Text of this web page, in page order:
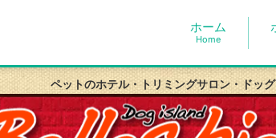
ホーム
Home
ペットのホテル・トリミングサロン